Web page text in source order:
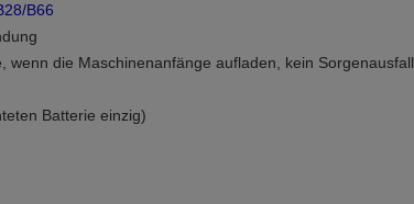
B66
die Maschinenanfänge aufladen, kein Sorgenausfall
Batterie einzig)